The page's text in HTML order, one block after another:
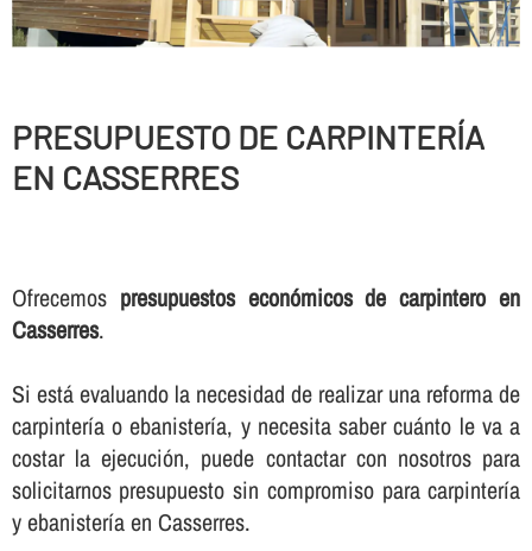
PRESUPUESTO DE CARPINTERÍ­A
EN CASSERRES
Ofrecemos presupuestos económicos de carpintero en
Casserres.
Si está evaluando la necesidad de realizar una reforma de
carpinterí­a o ebanisterí­a, y necesita saber cuánto le va a
costar la ejecución, puede contactar con nosotros para
solicitarnos presupuesto sin compromiso para carpinterí­a
y ebanisterí­a en Casserres.